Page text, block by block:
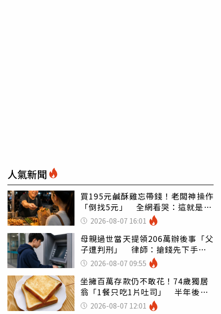
人氣新聞
買195元鹹酥雞忘帶錢！老闆神操作
「倒找5元」 全網看哭：這就是台
灣 2026-08-07 16:01
母親過世當天提領206萬辦後事「父
子遭判刑」 律師：搶錢先下手是
罪 2026-08-07 09:55
坐擁百萬存款仍不敢花！74歲獨居
翁「1餐只吃1片吐司」 半年後暴
瘦嚇壞女兒
2026-08-07 12:01